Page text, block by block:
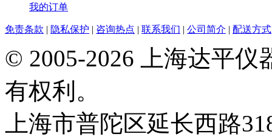
我的订单
免责条款 | 隐私保护 | 咨询热点 | 联系我们 | 公司简介 | 配送方式
© 2005-2026 上海达平
有权利。
上海市普陀区延长西路